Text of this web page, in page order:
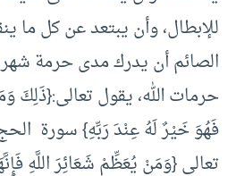
للإبطال، وأن يبتعد عن كل ما
الصائم أن يدرك مدى حرمة
حرمات الله، يقول تعالى:{ذَلِكَ
تعالى {وَمَنْ يُعَظِّمْ شَعَائِرَ اللَّهِ